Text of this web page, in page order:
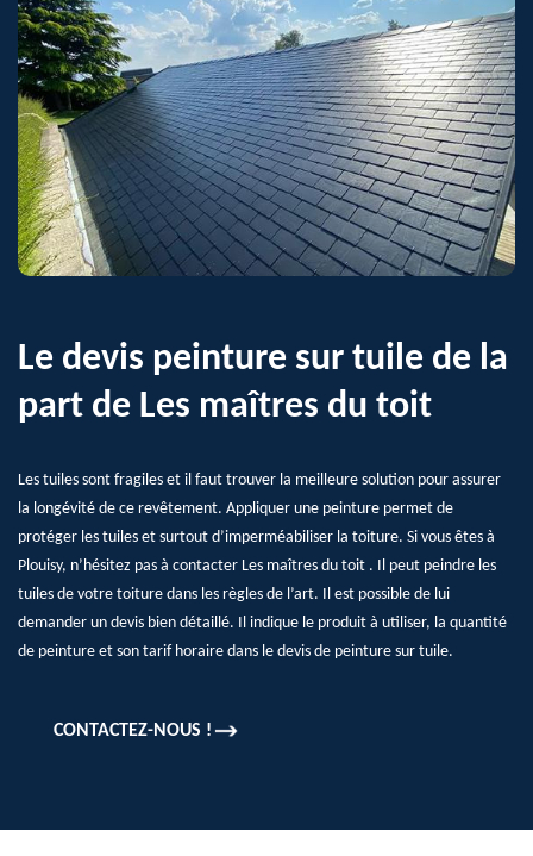
Le devis peinture sur tuile de la
part de Les maîtres du toit
Les tuiles sont fragiles et il faut trouver la meilleure solution pour assurer
la longévité de ce revêtement. Appliquer une peinture permet de
protéger les tuiles et surtout d’imperméabiliser la toiture. Si vous êtes à
Plouisy, n’hésitez pas à contacter Les maîtres du toit . Il peut peindre les
tuiles de votre toiture dans les règles de l’art. Il est possible de lui
demander un devis bien détaillé. Il indique le produit à utiliser, la quantité
de peinture et son tarif horaire dans le devis de peinture sur tuile.
CONTACTEZ-NOUS !